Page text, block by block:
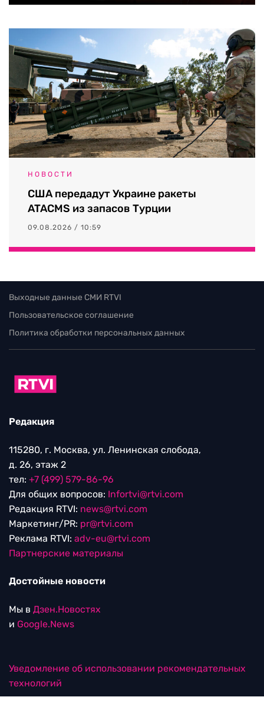
НОВОСТИ
США передадут Украине ракеты
ATACMS из запасов Турции
09.08.2026 / 10:59
Выходные данные СМИ RTVI
Пользовательское соглашение
Политика обработки персональных данных
Редакция
115280, г. Москва, ул. Ленинская слобода,
д. 26, этаж 2
тел: +7 (499) 579-86-96
Для общих вопросов: Infortvi@rtvi.com
Редакция RTVI: news@rtvi.com
Маркетинг/PR: pr@rtvi.com
Реклама RTVI: adv-eu@rtvi.com
Партнерские материалы
Достойные новости
Мы в Дзен.Новостях
и Google.News
Уведомление об использовании рекомендательных
технологий